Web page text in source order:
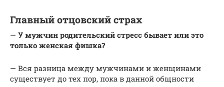
Главный отцовский страх
— У мужчин родительский стресс бывает или это
только женская фишка?
— Вся разница между мужчинами и женщинами
существует до тех пор, пока в данной общности